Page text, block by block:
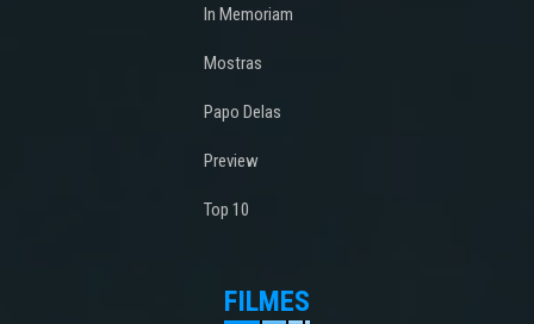
In Memoriam
Mostras
Papo Delas
Preview
Top 10
FILMES